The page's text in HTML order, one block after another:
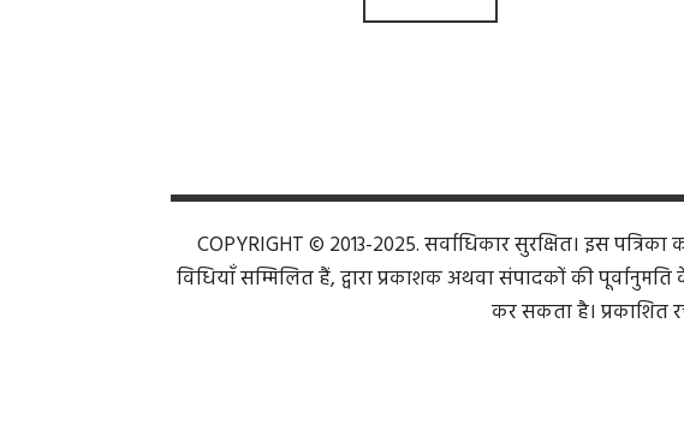
COPYRIGHT © 2013-2025. सर्वाधिकार सुरक्षित। इस
विधियाँ सम्मिलित हैं, द्वारा प्रकाशक अथवा संपादकों की
कर सकता है। प्रकाशित